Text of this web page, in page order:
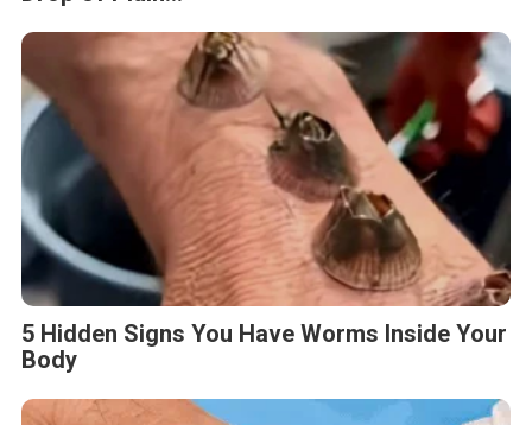
5 Hidden Signs You Have Worms Inside Your
Body